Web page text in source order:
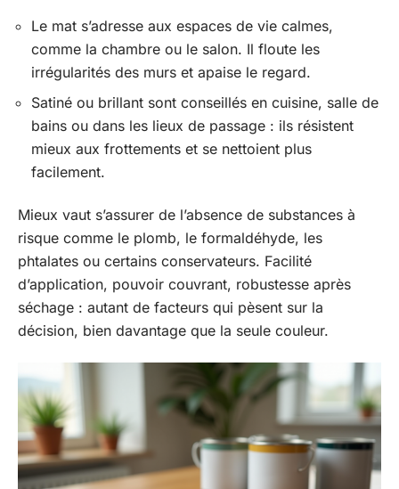
Le mat s’adresse aux espaces de vie calmes,
comme la chambre ou le salon. Il floute les
irrégularités des murs et apaise le regard.
Satiné ou brillant sont conseillés en cuisine, salle de
bains ou dans les lieux de passage : ils résistent
mieux aux frottements et se nettoient plus
facilement.
Mieux vaut s’assurer de l’absence de substances à
risque comme le plomb, le formaldéhyde, les
phtalates ou certains conservateurs. Facilité
d’application, pouvoir couvrant, robustesse après
séchage : autant de facteurs qui pèsent sur la
décision, bien davantage que la seule couleur.